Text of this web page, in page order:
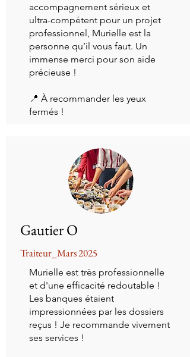
accompagnement sérieux et
ultra-compétent pour un projet
professionnel, Murielle est la
personne qu’il vous faut. Un
immense merci pour son aide
précieuse !
📍 À recommander les yeux
fermés !
Gautier O
Traiteur_Mars 2025
Murielle est très professionnelle
et d'une efficacité redoutable !
Les banques étaient
impressionnées par les dossiers
reçus ! Je recommande vivement
ses services !